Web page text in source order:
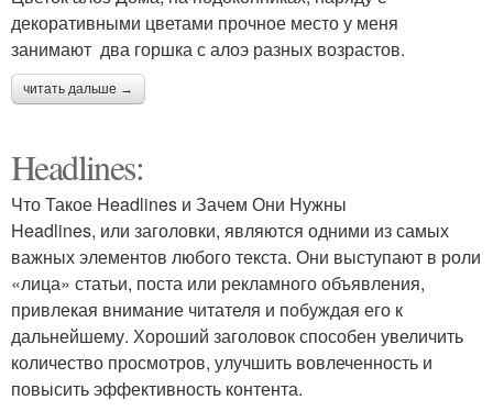
декоративными цветами прочное место у меня
занимают два горшка с алоэ разных возрастов.
читать дальше →
Headlines:
Что Такое Headlines и Зачем Они Нужны
Headlines, или заголовки, являются одними из самых
важных элементов любого текста. Они выступают в роли
«лица» статьи, поста или рекламного объявления,
привлекая внимание читателя и побуждая его к
дальнейшему. Хороший заголовок способен увеличить
количество просмотров, улучшить вовлеченность и
повысить эффективность контента.